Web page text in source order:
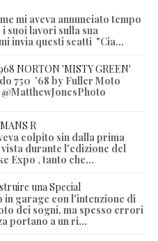
mi aveva annunciato tempo
suoi lavori sulla sua
invia questi scatti "Cia...
NORTON 'MISTY GREEN'
750 '68 by Fuller Moto
R
colpito sin dalla prima
durante l'edizione del
Expo , tanto che...
una Special
in garage con l'intenzione di
dei sogni, ma spesso errori
portano a un ri...